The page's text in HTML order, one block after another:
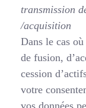
transmission
/acquisition
Dans le cas
de fusion,
cession
votre
vos données